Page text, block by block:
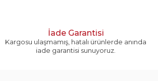
İade Garantisi
Kargosu ulaşmamış, hatalı ürünlerde anında
iade garantisi sunuyoruz.